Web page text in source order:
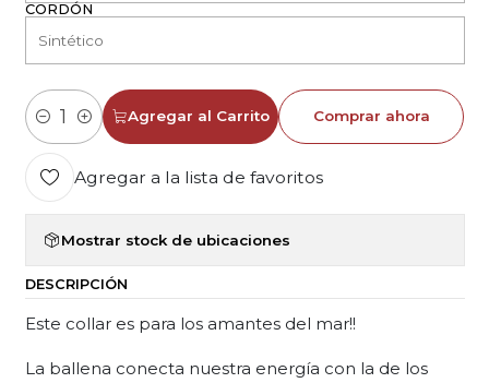
CORDÓN
Cantidad
Agregar al Carrito Comprar ahora
Agregar a la lista de favoritos
Mostrar stock de ubicaciones
DESCRIPCIÓN
Este collar es para los amantes del mar!!
La ballena conecta nuestra energía con la de los